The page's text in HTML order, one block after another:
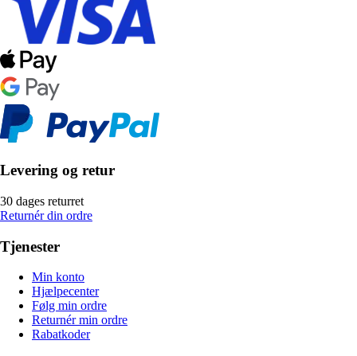
Levering og retur
30 dages returret
Returnér din ordre
Tjenester
Min konto
Hjælpecenter
Følg min ordre
Returnér min ordre
Rabatkoder